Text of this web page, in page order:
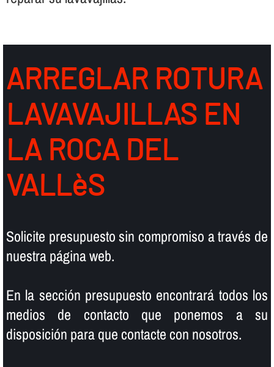
ARREGLAR ROTURA
LAVAVAJILLAS EN
LA ROCA DEL
VALLèS
Solicite presupuesto sin compromiso a través de
nuestra página web.
En la sección presupuesto encontrará todos los
medios de contacto que ponemos a su
disposición para que contacte con nosotros.